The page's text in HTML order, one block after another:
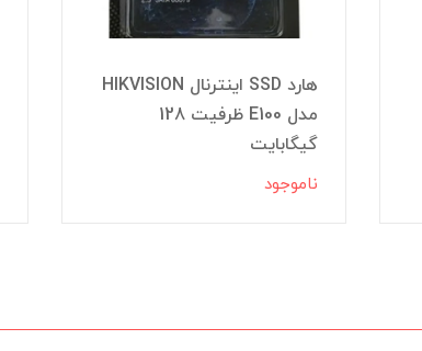
هارد SSD اینترنال HIKVISION
مدل E100 ظرفیت 128
گیگابایت
ناموجود